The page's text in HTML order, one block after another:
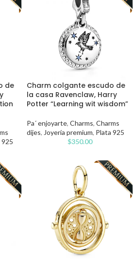
de
925
Charm colgante escudo de
la casa Ravenclaw, Harry
Potter “Learning wit wisdom”
Pa´ enjoyarte, Charms, Charms
dijes, Joyería premium, Plata 925
$350.00